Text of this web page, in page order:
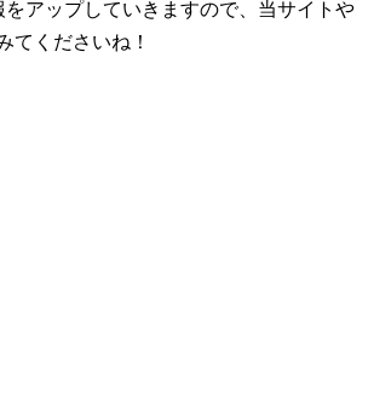
アップしていきますので、当サイトや
てくださいね！